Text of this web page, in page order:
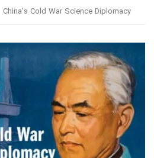
China's Cold War Science Diplomacy